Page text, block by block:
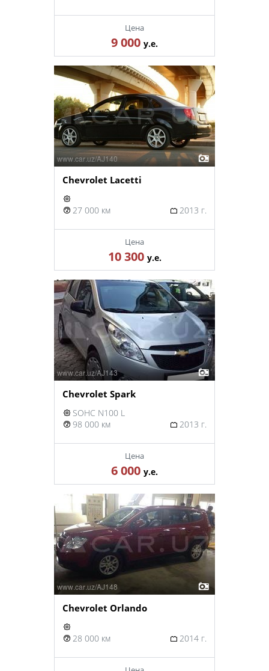
Цена
9 000 у.е.
Chevrolet Lacetti
27 000 км 2013 г.
Цена
10 300 у.е.
Chevrolet Spark
SOHC N100 L
98 000 км
2013 г.
Цена
6 000 у.е.
Chevrolet Orlando
28 000 км 2014 г.